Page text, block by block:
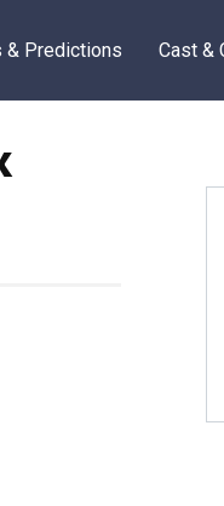
& Predictions Cast &